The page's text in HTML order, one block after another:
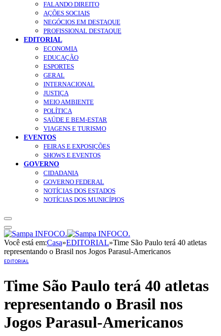
FALANDO DIREITO
AÇÕES SOCIAIS
NEGÓCIOS EM DESTAQUE
PROFISSIONAL DESTAQUE
EDITORIAL
ECONOMIA
EDUCAÇÃO
ESPORTES
GERAL
INTERNACIONAL
JUSTIÇA
MEIO AMBIENTE
POLÍTICA
SAÚDE E BEM-ESTAR
VIAGENS E TURISMO
EVENTOS
FEIRAS E EXPOSIÇÕES
SHOWS E EVENTOS
GOVERNO
CIDADANIA
GOVERNO FEDERAL
NOTÍCIAS DOS ESTADOS
NOTÍCIAS DOS MUNICÍPIOS
Você está em:Casa»EDITORIAL»Time São Paulo terá 40 atletas
representando o Brasil nos Jogos Parasul-Americanos
EDITORIAL
Time São Paulo terá 40 atletas
representando o Brasil nos
Jogos Parasul-Americanos